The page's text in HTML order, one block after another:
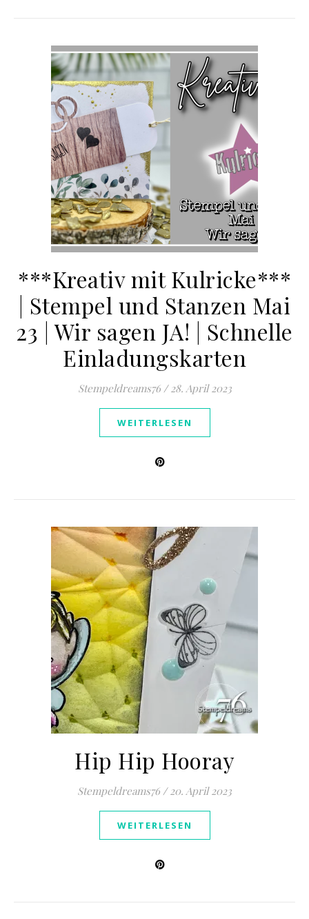
***Kreativ mit Kulricke***
| Stempel und Stanzen Mai
23 | Wir sagen JA! | Schnelle
Einladungskarten
Stempeldreams76 / 28. April 2023
WEITERLESEN
Hip Hip Hooray
Stempeldreams76 / 20. April 2023
WEITERLESEN